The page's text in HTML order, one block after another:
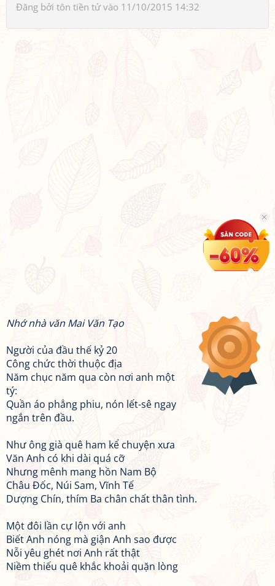
Đăng bởi tôn tiền tửvào 11/10/2015 14:32
Nhớ nhà văn Mai Văn Tạo
Người của đầu thế kỷ 20
Công chức thời thuộc địa
Năm chục năm qua còn nơi anh một
tý:
Quần áo phẳng phiu, nón lết-sê ngay
ngắn trên đầu.
Như ông già quê ham kể chuyện xưa
Văn Anh có khi dài quá cỡ
Nhưng mênh mang hồn Nam Bộ
Châu Đốc, Núi Sam, Vĩnh Tế
Dượng Chín, thím Ba chân chất thân tình.
Một đôi lần cự lộn với anh
Biết Anh nóng mà giận Anh sao được
Nỗi yêu ghét nơi Anh rất thật
Niềm thiếu quê khắc khoải quặn lòng